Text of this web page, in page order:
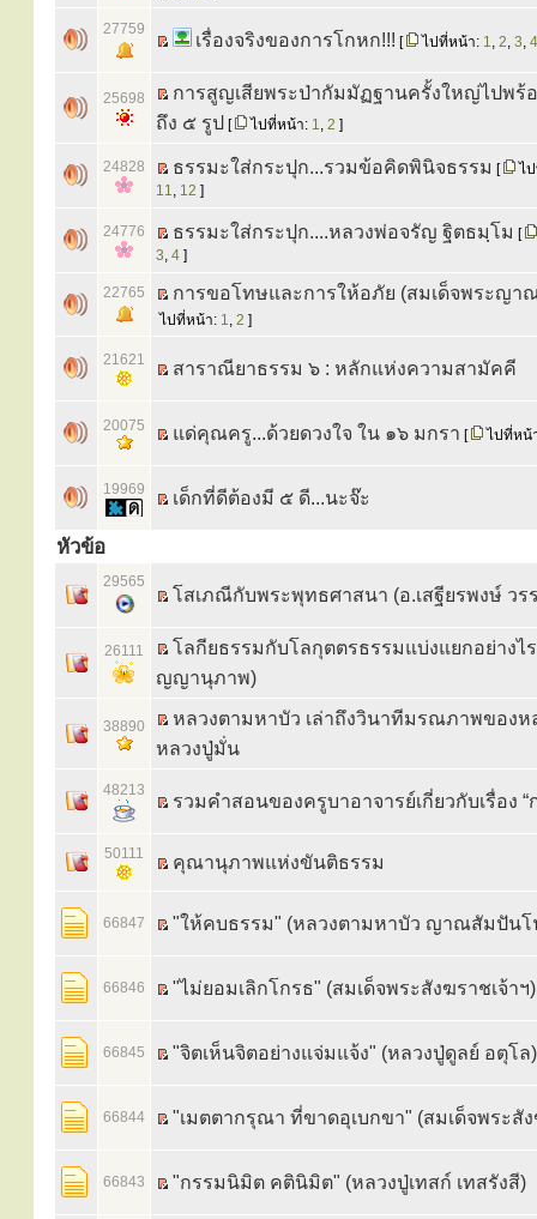
27759
เรื่องจริงของการโกหก!!! [ ไปที่หน้า: 1, 2, 3, 4
25698
การสูญเสียพระป่ากัมมัฏฐานครั้งใหญ่ไปพร้
ถึง ๕ รูป [ ไปที่หน้า: 1, 2 ]
24828 ธรรมะใส่กระปุก...รวมข้อคิดพินิจธรรม [
ไ
11, 12 ]
24776 ธรรมะใส่กระปุก....หลวงพ่อจรัญ ฐิตธมฺโม [
3, 4 ]
22765 การขอโทษและการให้อภัย (สมเด็จพระญา
ไปที่หน้า: 1, 2 ]
21621 สาราณียาธรรม ๖ : หลักแห่งความสามัคคี
20075 แด่คุณครู...ด้วยดวงใจ ใน ๑๖ มกรา [ ไปที่หน้
19969 เด็กที่ดีต้องมี ๕ ดี...นะจ๊ะ
หัวข้อ
29565
โสเภณีกับพระพุทธศาสนา (อ.เสฐียรพงษ์ ว
26111
โลกียธรรมกับโลกุตตรธรรมแบ่งแยกอย่างไ
ญญานุภาพ)
38890
หลวงตามหาบัว เล่าถึงวินาทีมรณภาพของห
หลวงปู่มั่น
48213
รวมคำสอนของครูบาอาจารย์เกี่ยวกับเรื่อง “
50111 คุณานุภาพแห่งขันติธรรม
66847 "ให้คบธรรม" (หลวงตามหาบัว ญาณสัมปันโ
66846 "ไม่ยอมเลิกโกรธ" (สมเด็จพระสังฆราชเจ้าฯ)
66845 "จิตเห็นจิตอย่างแจ่มแจ้ง" (หลวงปู่ดูลย์ อตุโล)
66844 "เมตตากรุณา ที่ขาดอุเบกขา" (สมเด็จพระสัง
66843 "กรรมนิมิต คตินิมิต" (หลวงปู่เทสก์ เทสรังสี)